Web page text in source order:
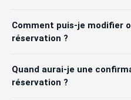
Comment puis-je modifier
réservation ?
Quand aurai-je une
réservation ?